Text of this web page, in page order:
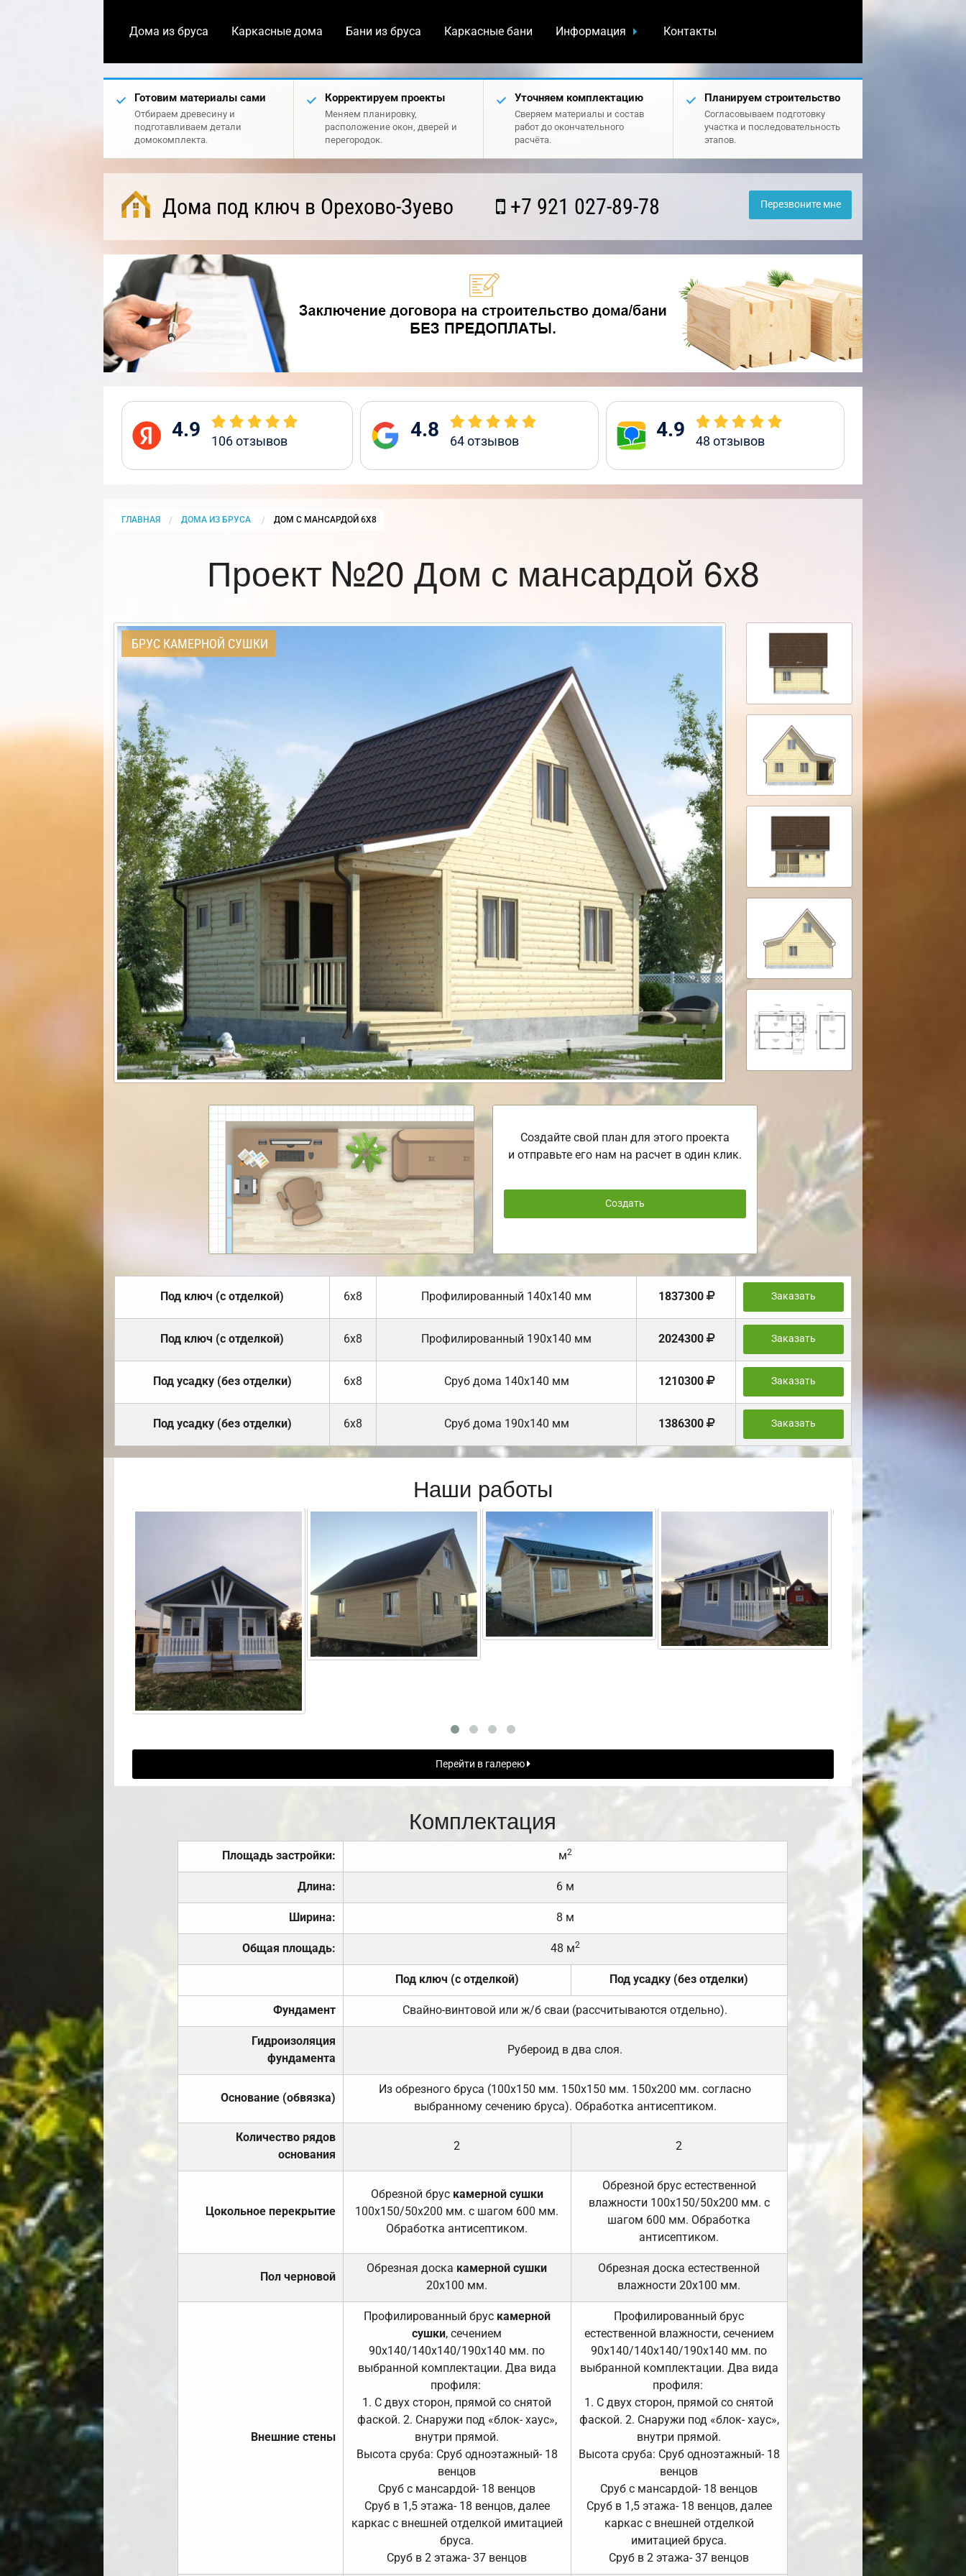
Дома из бруса Каркасные дома Бани из бруса Каркасные бани Информация Контакты
Готовим материалы сами
Отбираем древесину и
подготавливаем детали
домокомплекта.
Корректируем проекты
Меняем планировку,
расположение окон, дверей и
перегородок.
Уточняем комплектацию
Сверяем материалы и состав
работ до окончательного
расчёта.
Планируем строительство
Согласовываем подготовку
участка и последовательность
этапов.
Дома под ключ в Орехово-Зуево +7 921 027-89-78 Перезвоните мне
4.9 106отзывов 4.8 64отзывов 4.9 48 отзывов
ГЛАВНАЯ ДОМА ИЗ БРУСА CURRENT:
ДОМ С МАНСАРДОЙ 6Х8
Проект №20 Дом с мансардой 6х8
БРУС КАМЕРНОЙ СУШКИ
Создайте свой план для этого проекта
и отправьте его нам на расчет в один клик.
Создать
Под ключ (с отделкой) 6х8 Профилированный 140х140 мм 1837300 Заказать
Под ключ (с отделкой) 6х8 Профилированный 190х140 мм 2024300 Заказать
Под усадку (без отделки) 6х8 Cруб дома 140х140 мм 1210300 Заказать
Под усадку (без отделки) 6х8 Cруб дома 190х140 мм 1386300 Заказать
Наши работы
Перейти в галерею
Комплектация
Площадь застройки: м2
Длина: 6 м
Ширина: 8 м
Общая площадь: 48 м2
Под ключ (с отделкой) Под усадку (без отделки)
Фундамент Свайно-винтовой или ж/б сваи (рассчитываются отдельно).
Гидроизоляция
фундамента
Рубероид в два слоя.
Основание (обвязка)
Из обрезного бруса (100х150 мм. 150х150 мм. 150х200 мм. согласно
выбранному сечению бруса). Обработка антисептиком.
Количество рядов
основания
2 2
Цокольное перекрытие
Обрезной брус камерной сушки
100х150/50х200 мм. с шагом 600 мм.
Обработка антисептиком.
Обрезной брус естественной
влажности 100х150/50х200 мм. с
шагом 600 мм. Обработка
антисептиком.
Пол черновой
Обрезная доска камерной сушки
20х100 мм.
Обрезная доска естественной
влажности 20х100 мм.
Внешние стены
Профилированный брус камерной
сушки, сечением
90х140/140х140/190х140 мм. по
выбранной комплектации. Два вида
профиля:
1. С двух сторон, прямой со снятой
фаской. 2. Снаружи под «блок- хаус»,
внутри прямой.
Высота сруба: Сруб одноэтажный- 18
венцов
Сруб с мансардой- 18 венцов
Сруб в 1,5 этажа- 18 венцов, далее
каркас с внешней отделкой имитацией
бруса.
Сруб в 2 этажа- 37 венцов
Профилированный брус
естественной влажности, сечением
90х140/140х140/190х140 мм. по
выбранной комплектации. Два вида
профиля:
1. С двух сторон, прямой со снятой
фаской. 2. Снаружи под «блок- хаус»,
внутри прямой.
Высота сруба: Сруб одноэтажный- 18
венцов
Сруб с мансардой- 18 венцов
Сруб в 1,5 этажа- 18 венцов, далее
каркас с внешней отделкой
имитацией бруса.
Сруб в 2 этажа- 37 венцов